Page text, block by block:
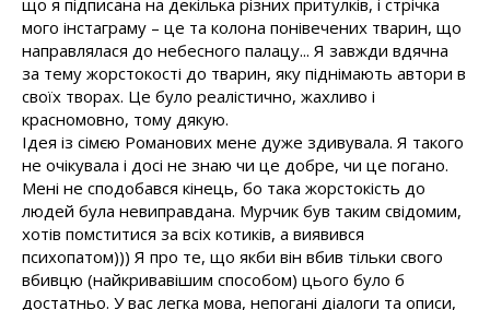
мого інстаграму – це та колона понівечених тварин, що
направлялася до небесного палацу... Я завжди вдячна
за тему жорстокості до тварин, яку піднімають автори в
своїх творах. Це було реалістично, жахливо і
красномовно, тому дякую.
Ідея із сімєю Романових мене дуже здивувала. Я такого
не очікувала і досі не знаю чи це добре, чи це погано.
Мені не сподобався кінець, бо така жорстокість до
людей була невиправдана. Мурчик був таким свідомим,
хотів помститися за всіх котиків, а виявився
психопатом))) Я про те, що якби він вбив тільки свого
вбивцю (найкривавішим способом) цього було б
достатньо. У вас легка мова, непогані діалоги та описи,